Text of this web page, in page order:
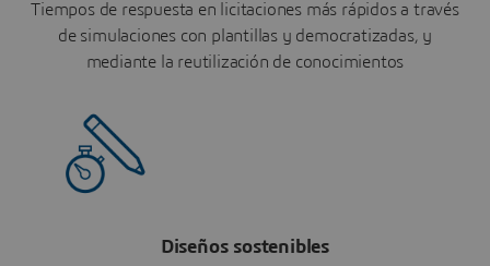
Tiempos de respuesta en licitaciones más rápidos a través
de simulaciones con plantillas y democratizadas, y
mediante la reutilización de conocimientos
Diseños sostenibles